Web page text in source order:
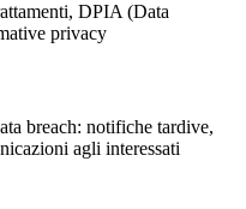
DPIA (Data
privacy
breach: notifiche tardive,
agli interessati